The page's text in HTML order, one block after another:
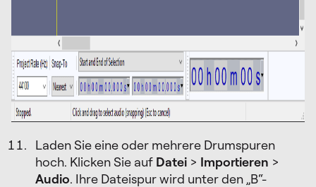
Laden Sie eine oder mehrere Drumspuren
hoch. Klicken Sie auf Datei > Importieren >
Audio. Ihre Dateispur wird unter den „B“-